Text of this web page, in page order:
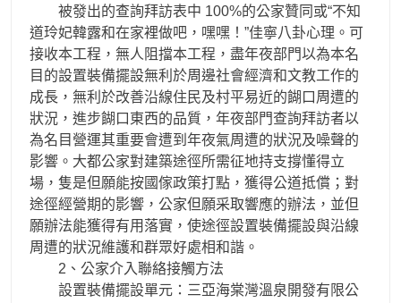
被發出的查詢拜訪表中 100%的公家贊同或“不知
道玲妃韓露和在家裡做吧，嘿嘿！”佳寧八卦心理。可
接收本工程，無人阻擋本工程，盡年夜部門以為本名
目的設置裝備擺設無利於周邊社會經濟和文教工作的
成長，無利於改善沿線住民及村平易近的餬口周遭的
狀況，進步餬口東西的品質，年夜部門查詢拜訪者以
為名目營運其重要會遭到年夜氣周遭的狀況及噪聲的
影響。大都公家對建築途徑所需征地持支撐懂得立
場，隻是但願能按國傢政策打點，獲得公道抵償；對
途徑經營期的影響，公家但願采取響應的辦法，並但
願辦法能獲得有用落實，使途徑設置裝備擺設與沿線
周遭的狀況維護和群眾好處相和諧。
2、公家介入聯絡接觸方法
設置裝備擺設單元：三亞海棠灣溫泉開發有限公